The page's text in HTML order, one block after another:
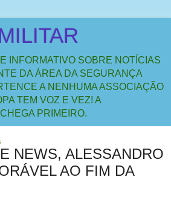
INFORMATIVO SOBRE NOTÍCIAS
DA ÁREA DA SEGURANÇA
A NENHUMA ASSOCIAÇÃO
TEM VOZ E VEZ! A
PRIMEIRO.
NEWS, ALESSANDRO
AO FIM DA